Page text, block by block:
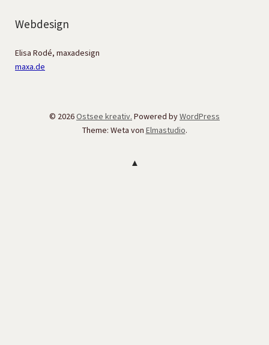
Webdesign
Elisa Rodé, maxadesign
maxa.de
© 2026Ostsee kreativ. Powered byWordPress
Theme: Weta von Elmastudio.